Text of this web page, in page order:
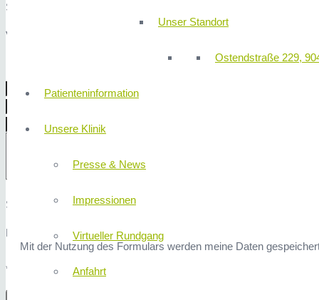
Unser Standort
Ostendstraße 229,
Patienteninformation
Unsere Klinik
Presse & News
Impressionen
Virtueller Rundgang
Anfahrt
Sie haben auch die Möglichkeit uns per Nachricht einen
Vielen Dank für Ihr Vertrauen!
Sicherheitsfrage: 3x1 ist?
Hier finden Sie unsereDatenschutzerklärung
Mit der Nutzung des Formulars werden meine Daten
* Erforderliche Angaben